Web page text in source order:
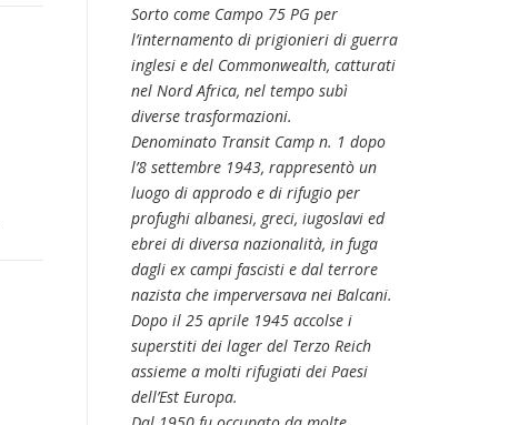
Sorto come Campo 75 PG per
l’internamento di prigionieri di guerra
inglesi e del Commonwealth, catturati
nel Nord Africa, nel tempo subì
diverse trasformazioni.
Denominato Transit Camp n. 1 dopo
l’8 settembre 1943, rappresentò un
luogo di approdo e di rifugio per
profughi albanesi, greci, iugoslavi ed
ebrei di diversa nazionalità, in fuga
dagli ex campi fascisti e dal terrore
nazista che imperversava nei Balcani.
Dopo il 25 aprile 1945 accolse i
superstiti dei lager del Terzo Reich
assieme a molti rifugiati dei Paesi
dell’Est Europa.